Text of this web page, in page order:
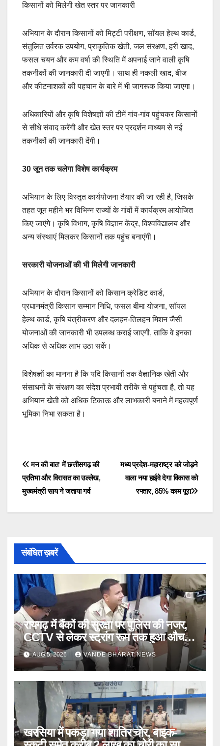
किसानों को मिलेगी खेत स्तर पर जानकारी
अभियान के दौरान किसानों को मिट्टी परीक्षण, सॉयल हेल्थ कार्ड,
संतुलित उर्वरक उपयोग, प्राकृतिक खेती, जल संरक्षण, हरी खाद,
फसल चयन और कम वर्षा की स्थिति में अपनाई जाने वाली कृषि
तकनीकों की जानकारी दी जाएगी। साथ ही नकली खाद, बीज
और कीटनाशकों की पहचान के बारे में भी जागरूक किया जाएगा।
अधिकारियों और कृषि विशेषज्ञों की टीमें गांव-गांव पहुंचकर किसानों
से सीधे संवाद करेंगी और खेत स्तर पर प्रदर्शन माध्यम से नई
तकनीकों की जानकारी देंगी।
30 जून तक चलेगा विशेष कार्यक्रम
अभियान के लिए विस्तृत कार्ययोजना तैयार की जा रही है, जिसके
तहत जून महीने भर विभिन्न राज्यों के गांवों में कार्यक्रम आयोजित
किए जाएंगे। कृषि विभाग, कृषि विज्ञान केंद्र, विश्वविद्यालय और
अन्य संस्थाएं मिलकर किसानों तक पहुंच बनाएंगी।
सरकारी योजनाओं की भी मिलेगी जानकारी
अभियान के दौरान किसानों को किसान क्रेडिट कार्ड,
प्रधानमंत्री किसान सम्मान निधि, फसल बीमा योजना, सॉयल
हेल्थ कार्ड, कृषि यंत्रीकरण और दलहन-तिलहन मिशन जैसी
योजनाओं की जानकारी भी उपलब्ध कराई जाएगी, ताकि वे इनका
अधिक से अधिक लाभ उठा सकें।
विशेषज्ञों का मानना है कि यदि किसानों तक वैज्ञानिक खेती और
संसाधनों के संरक्षण का संदेश प्रभावी तरीके से पहुंचता है, तो यह
अभियान खेती को अधिक टिकाऊ और लाभकारी बनाने में महत्वपूर्ण
भूमिका निभा सकता है।
Post
navigation
मध्य प्रदेश-महाराष्ट्र को जोड़ने
वाला नया हाईवे देगा विकास को
रफ्तार, 85% काम पूरा
मन की बात’ में छत्तीसगढ़ की
प्रतिभा और विरासत का उल्लेख,
मुख्यमंत्री साय ने जताया गर्व
संबंधित ख़बरें
रायगढ़ में बैंकों की सुरक्षा पर पुलिस की नजर,
CCTV से लेकर स्ट्रांग रूम तक हुआ औचक
निरीक्षण
AUG 5, 2026 VANDE BHARAT NEWS
खरसिया में पकड़ा गया शातिर चोर, बाइक-